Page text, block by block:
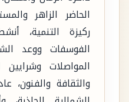
الحاضر الزاهر
ركيزة التنمية،
الفوسفات ووعد
المواصلات وشرايين
والثقافة والفنون،